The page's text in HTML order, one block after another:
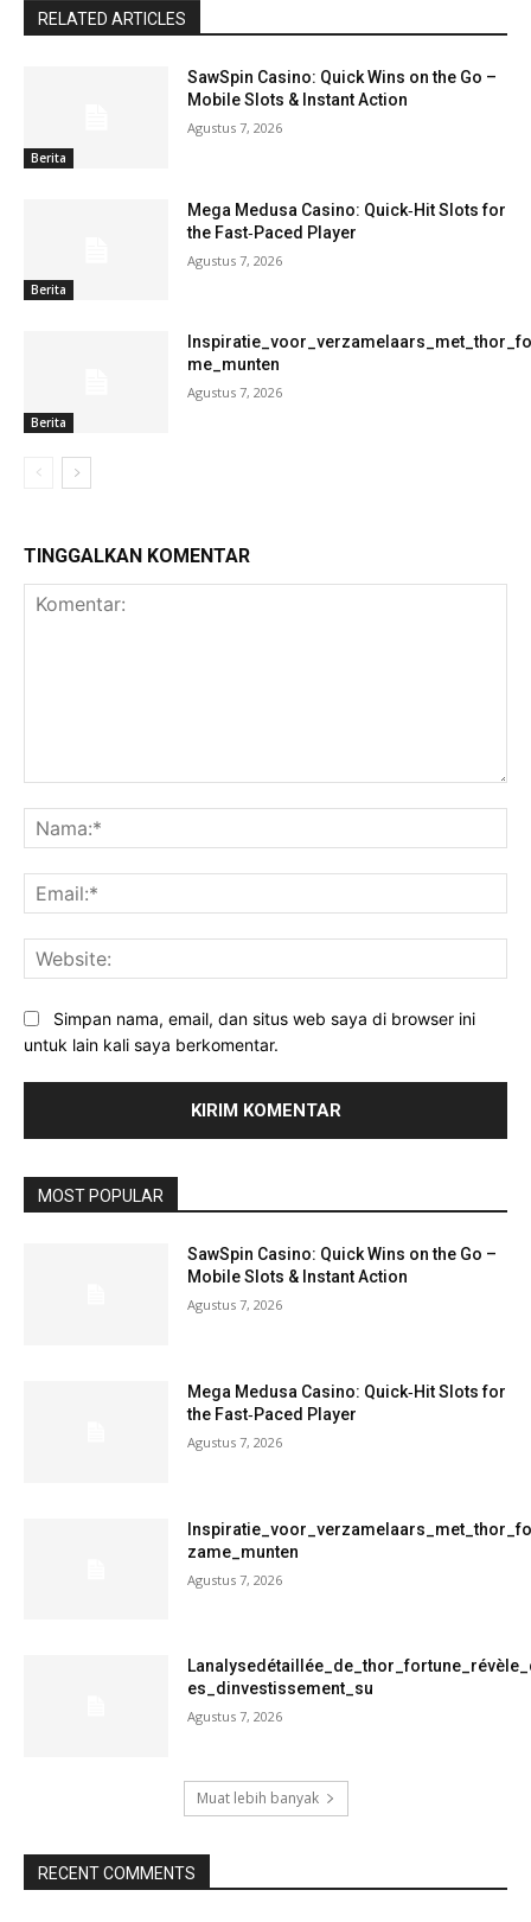
RELATED ARTICLES
Berita
SawSpin Casino: Quick Wins on the Go –
Mobile Slots & Instant Action
Agustus 7, 2026
Berita
Mega Medusa Casino: Quick‑Hit Slots for
the Fast‑Paced Player
Agustus 7, 2026
Berita
me_munten
Agustus 7, 2026
TINGGALKAN KOMENTAR
Simpan nama, email, dan situs web saya di browser ini
untuk lain kali saya berkomentar.
MOST POPULAR
SawSpin Casino: Quick Wins on the Go –
Mobile Slots & Instant Action
Agustus 7, 2026
Mega Medusa Casino: Quick‑Hit Slots for
the Fast‑Paced Player
Agustus 7, 2026
zame_munten
Agustus 7, 2026
es_dinvestissement_su
Agustus 7, 2026
Muat lebih banyak
RECENT COMMENTS